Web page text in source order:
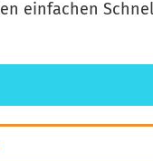
einfachen